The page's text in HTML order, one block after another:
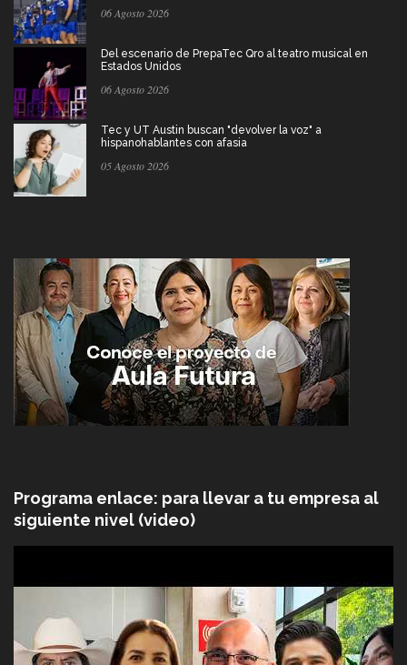
06 Agosto 2026
Del escenario de PrepaTec Qro al teatro musical en
Estados Unidos
06 Agosto 2026
Tec y UT Austin buscan "devolver la voz" a
hispanohablantes con afasia
05 Agosto 2026
Programa enlace: para llevar a tu empresa al
siguiente nivel (video)